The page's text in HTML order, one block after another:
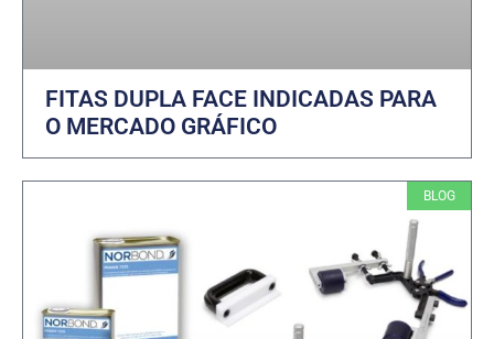
FITAS DUPLA FACE INDICADAS PARA
O MERCADO GRÁFICO
BLOG